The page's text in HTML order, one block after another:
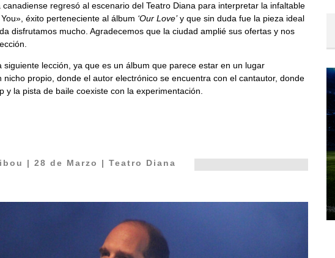
regresó al escenario del Teatro Diana para interpretar la infaltable
éxito perteneciente al álbum ‘Our Love’y que sin duda fue la pieza ideal
disfrutamos mucho. Agradecemos que la ciudad amplié sus ofertas y nos
siguiente lección, ya que es un álbum que parece estar en un lugar
propio, donde el autor electrónico se encuentra con el cantautor, donde
y la pista de baile coexiste con la experimentación.
| 28 de Marzo | Teatro Diana